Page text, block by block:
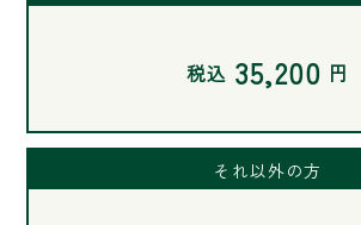
税込 35,200 円
それ以外の方